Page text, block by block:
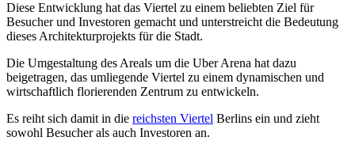
Diese Entwicklung hat das Viertel zu einem beliebten Ziel für
Besucher und Investoren gemacht und unterstreicht die Bedeutung
dieses Architekturprojekts für die Stadt.
Die Umgestaltung des Areals um die Uber Arena hat dazu
beigetragen, das umliegende Viertel zu einem dynamischen und
wirtschaftlich florierenden Zentrum zu entwickeln.
Es reiht sich damit in die reichsten Viertel Berlins ein und zieht
sowohl Besucher als auch Investoren an.